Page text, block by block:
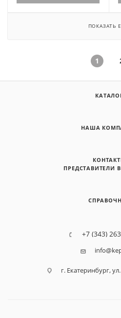
ПОКАЗАТЬ
1
НАША
ПРЕДСТАВИТЕЛИ
+7 (343)
г. Екатеринбург,